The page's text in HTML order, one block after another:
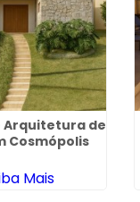
Arquitetura de
Cosmópolis
Mais